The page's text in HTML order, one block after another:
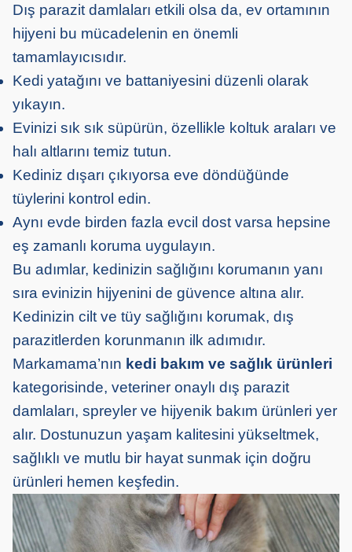
Dış parazit damlaları etkili olsa da, ev ortamının
hijyeni bu mücadelenin en önemli
tamamlayıcısıdır.
Kedi yatağını ve battaniyesini düzenli olarak
yıkayın.
Evinizi sık sık süpürün, özellikle koltuk araları ve
halı altlarını temiz tutun.
Kediniz dışarı çıkıyorsa eve döndüğünde
tüylerini kontrol edin.
Aynı evde birden fazla evcil dost varsa hepsine
eş zamanlı koruma uygulayın.
Bu adımlar, kedinizin sağlığını korumanın yanı
sıra evinizin hijyenini de güvence altına alır.
Kedinizin cilt ve tüy sağlığını korumak, dış
parazitlerden korunmanın ilk adımıdır.
Markamama’nın kedi bakım ve sağlık ürünleri
kategorisinde, veteriner onaylı dış parazit
damlaları, spreyler ve hijyenik bakım ürünleri yer
alır. Dostunuzun yaşam kalitesini yükseltmek,
sağlıklı ve mutlu bir hayat sunmak için doğru
ürünleri hemen keşfedin.